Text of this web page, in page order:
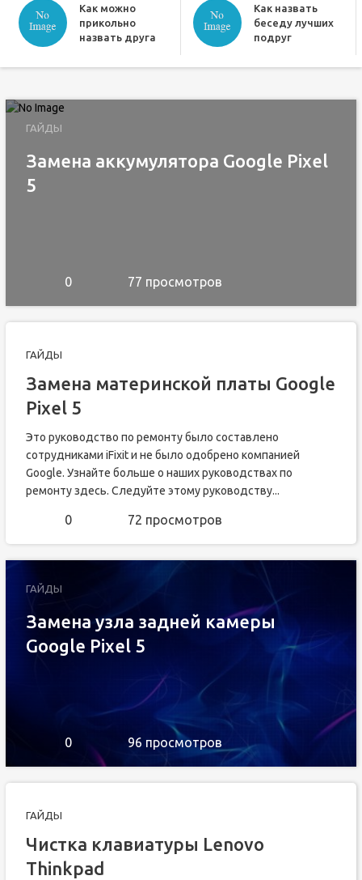
Как можно
прикольно
назвать друга
Как назвать
беседу лучших
подруг
ГАЙДЫ
Замена аккумулятора Google Pixel
5
0 77 просмотров
ГАЙДЫ
Замена материнской платы Google
Pixel 5
Это руководство по ремонту было составлено
сотрудниками iFixit и не было одобрено компанией
Google. Узнайте больше о наших руководствах по
ремонту здесь. Следуйте этому руководству...
0 72 просмотров
ГАЙДЫ
Замена узла задней камеры
Google Pixel 5
0 96 просмотров
ГАЙДЫ
Чистка клавиатуры Lenovo
Thinkpad